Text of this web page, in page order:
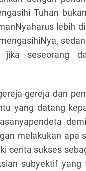
Tuhan
lebih
jika seseorang
gereja dan
yang datang
melakukan apa
cerita sukses
subyektif